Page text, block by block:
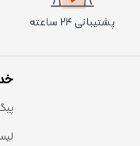
پشتیبانی ۲۴ ساعته